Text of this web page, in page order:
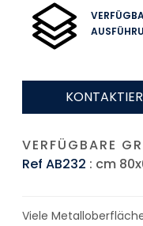
VERFÜGBARE
Ref AB232 : cm
Viele